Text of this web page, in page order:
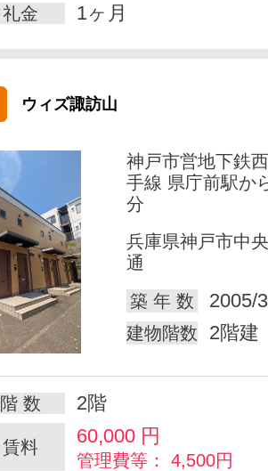
礼金 1ヶ月
ウィズ諏訪山
神戸市営地下鉄
手線 県庁前駅か
分
兵庫県神戸市中
通
築 年 数
2005/
建物階数 2階建
階 数 2階
賃料 60,000 円
管理費等： 4,500円